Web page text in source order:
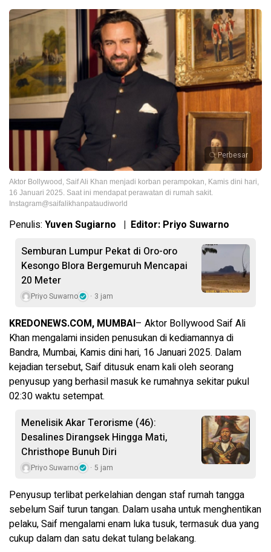
Perbesar
Aktor Bollywood, Saif Ali Khan menjadi korban perampokan, Kamis dini hari,
16 Januari 2025. Saat ini mendapat perawatan di rumah sakit.
Instagram@saifalikhanpataudiworld
Penulis: Yuven Sugiarno | Editor: Priyo Suwarno
Semburan Lumpur Pekat di Oro-oro
Kesongo Blora Bergemuruh Mencapai
20 Meter
Priyo Suwarno 3 jam
KREDONEWS.COM, MUMBAI– Aktor Bollywood Saif Ali
Khan mengalami insiden penusukan di kediamannya di
Bandra, Mumbai, Kamis dini hari, 16 Januari 2025. Dalam
kejadian tersebut, Saif ditusuk enam kali oleh seorang
penyusup yang berhasil masuk ke rumahnya sekitar pukul
02:30 waktu setempat.
Menelisik Akar Terorisme (46):
Desalines Dirangsek Hingga Mati,
Christhope Bunuh Diri
Priyo Suwarno 5 jam
Penyusup terlibat perkelahian dengan staf rumah tangga
sebelum Saif turun tangan. Dalam usaha untuk menghentikan
pelaku, Saif mengalami enam luka tusuk, termasuk dua yang
cukup dalam dan satu dekat tulang belakang.